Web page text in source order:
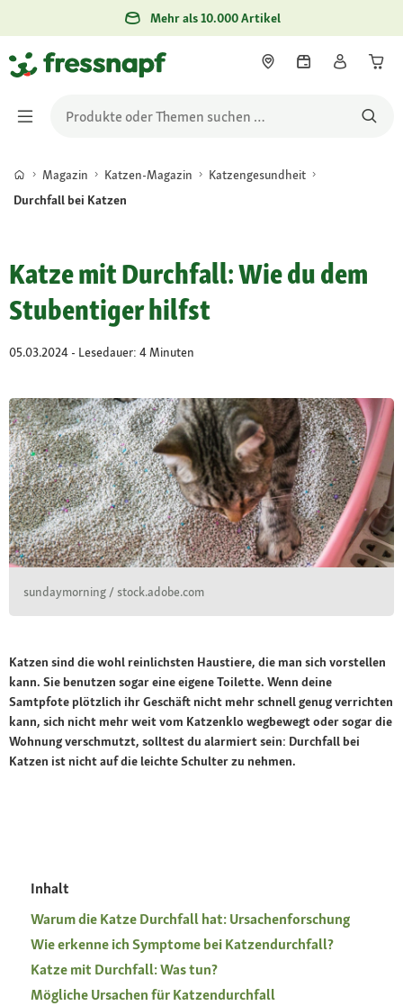
Mehr als 10.000 Artikel
Magazin Katzen-Magazin
Katzengesundheit
Durchfall bei Katzen
Katze mit Durchfall: Wie du dem
Stubentiger hilfst
05.03.2024 - Lesedauer: 4 Minuten
sundaymorning / stock.adobe.com
Katzen sind die wohl reinlichsten Haustiere, die man sich vorstellen
kann. Sie benutzen sogar eine eigene Toilette. Wenn deine
Samtpfote plötzlich ihr Geschäft nicht mehr schnell genug verrichten
kann, sich nicht mehr weit vom Katzenklo wegbewegt oder sogar die
Wohnung verschmutzt, solltest du alarmiert sein: Durchfall bei
Katzen ist nicht auf die leichte Schulter zu nehmen.
Inhalt
Warum die Katze Durchfall hat: Ursachenforschung
Wie erkenne ich Symptome bei Katzendurchfall?
Katze mit Durchfall: Was tun?
Mögliche Ursachen für Katzendurchfall